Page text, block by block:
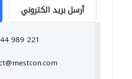
أرسل بريد الكتروني
989 221